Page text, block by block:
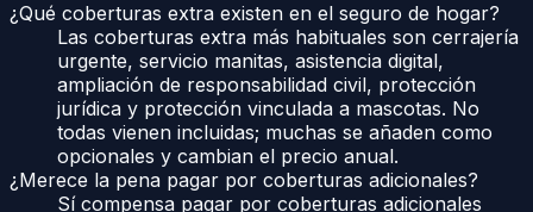
¿Qué coberturas extra existen en el seguro de hogar?
Las coberturas extra más habituales son cerrajería
urgente, servicio manitas, asistencia digital,
ampliación de responsabilidad civil, protección
jurídica y protección vinculada a mascotas. No
todas vienen incluidas; muchas se añaden como
opcionales y cambian el precio anual.
¿Merece la pena pagar por coberturas adicionales?
Sí compensa pagar por coberturas adicionales